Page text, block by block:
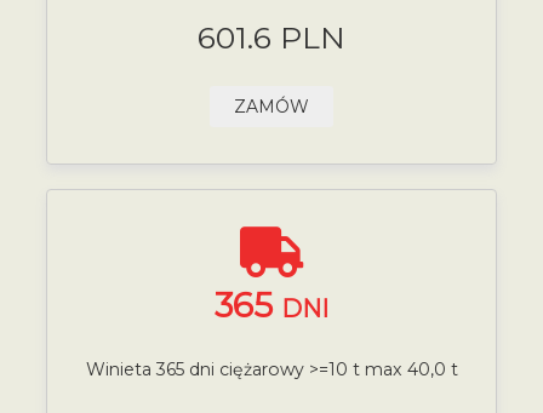
601.6 PLN
ZAMÓW
365 DNI
Winieta 365 dni ciężarowy >=10 t max 40,0 t